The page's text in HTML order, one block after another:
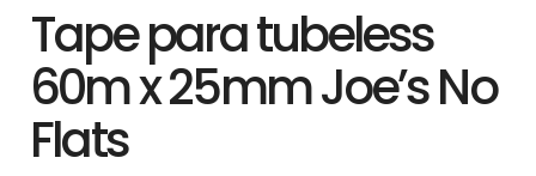
Tape para tubeless
60m x 25mm Joe’s No
Flats